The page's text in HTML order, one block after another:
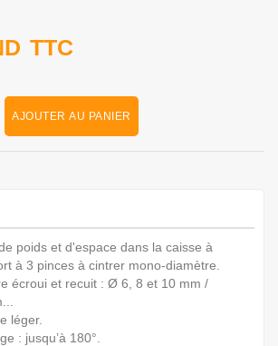
TTC
AJOUTER AU PANIER
poids et d'espace dans la caisse à
à 3 pinces à cintrer mono-diamètre.
écroui et recuit : Ø 6, 8 et 10 mm /
léger.
: jusqu’à 180°.